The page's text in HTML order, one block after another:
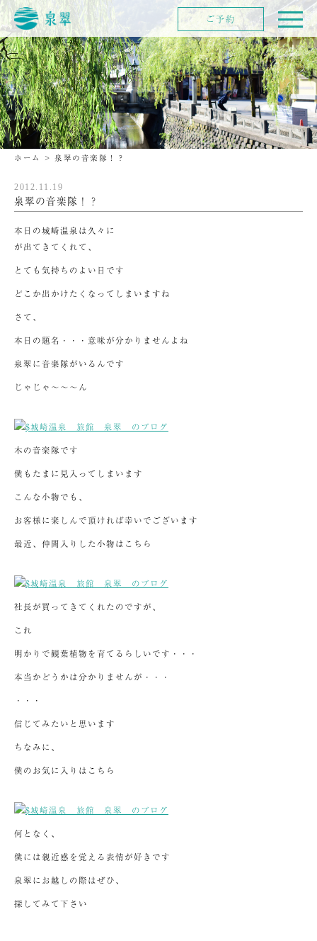
ホーム > 泉翠の音楽隊！？
2012.11.19
泉翠の音楽隊！？
本日の城崎温泉は久々に
が出てきてくれて、
とても気持ちのよい日です
どこか出かけたくなってしまいますね
さて、
本日の題名・・・意味が分かりませんよね
泉翠に音楽隊がいるんです
じゃじゃ～～～ん
木の音楽隊です
僕もたまに見入ってしまいます
こんな小物でも、
お客様に楽しんで頂ければ幸いでございます
最近、仲間入りした小物はこちら
社長が買ってきてくれたのですが、
これ
明かりで観葉植物を育てるらしいです・・・
本当かどうかは分かりませんが・・・
・・・
信じてみたいと思います
ちなみに、
僕のお気に入りはこちら
何となく、
僕には親近感を覚える表情が好きです
泉翠にお越しの際はぜひ、
探してみて下さい
ご予約